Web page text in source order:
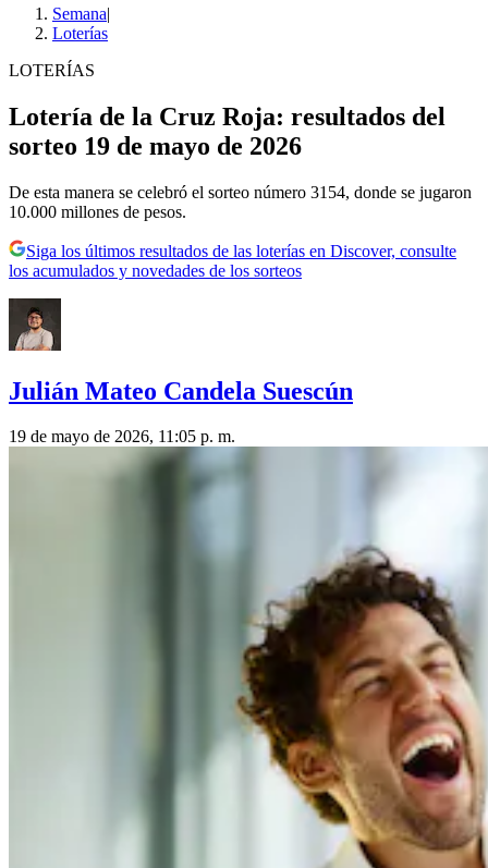
Semana|
Loterías
LOTERÍAS
Lotería de la Cruz Roja: resultados del
sorteo 19 de mayo de 2026
De esta manera se celebró el sorteo número 3154, donde se jugaron
10.000 millones de pesos.
Siga los últimos resultados de las loterías en Discover, consulte
los acumulados y novedades de los sorteos
Julián Mateo Candela Suescún
19 de mayo de 2026, 11:05 p. m.